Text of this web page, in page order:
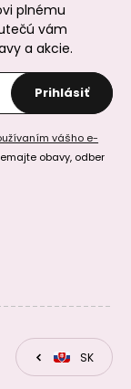
koráliky
Botswana
plnému
vám
a akcie.
Prihlásiť
vášho e-
obavy, odber
CZSK